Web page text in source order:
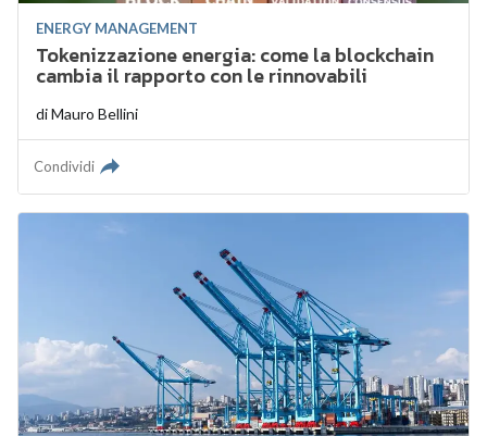
ENERGY MANAGEMENT
Tokenizzazione energia: come la blockchain
cambia il rapporto con le rinnovabili
diMauro Bellini
Condividi